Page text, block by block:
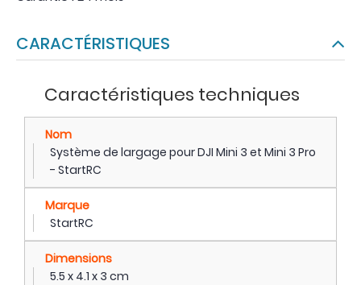
CARACTÉRISTIQUES
Caractéristiques techniques
Nom
Système de largage pour DJI Mini 3 et Mini 3 Pro
- StartRC
Marque
StartRC
Dimensions
5.5 x 4.1 x 3 cm